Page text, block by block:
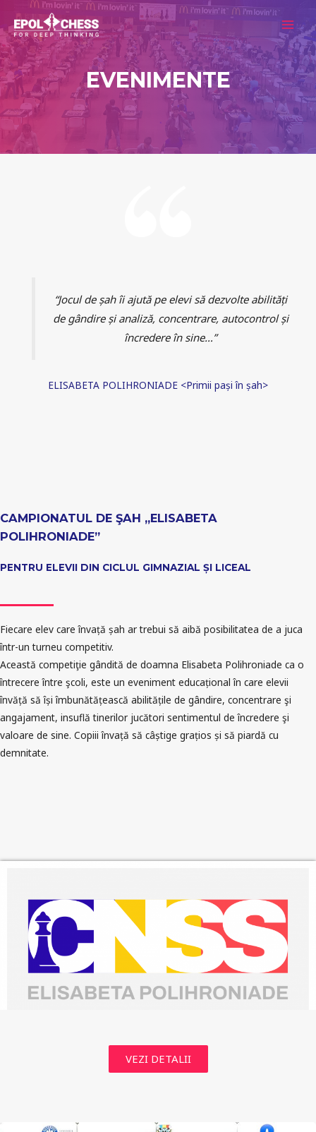
EVENIMENTE
“Jocul de șah îi ajută pe elevi să dezvolte abilități
de gândire și analiză, concentrare, autocontrol și
încredere în sine…”
ELISABETA POLIHRONIADE <Primii pași în șah>
CAMPIONATUL DE ŞAH „ELISABETA
POLIHRONIADE”
PENTRU ELEVII DIN CICLUL GIMNAZIAL ȘI LICEAL
Fiecare elev care învață șah ar trebui să aibă posibilitatea de a juca
într-un turneu competitiv.
Această competiţie gândită de doamna Elisabeta Polihroniade ca o
întrecere între şcoli, este un eveniment educațional în care elevii
învăță să își îmbunătățească abilitățile de gândire, concentrare şi
angajament, insuflă tinerilor jucători sentimentul de încredere şi
valoare de sine. Copiii învață să câștige grațios și să piardă cu
demnitate.
VEZI DETALII